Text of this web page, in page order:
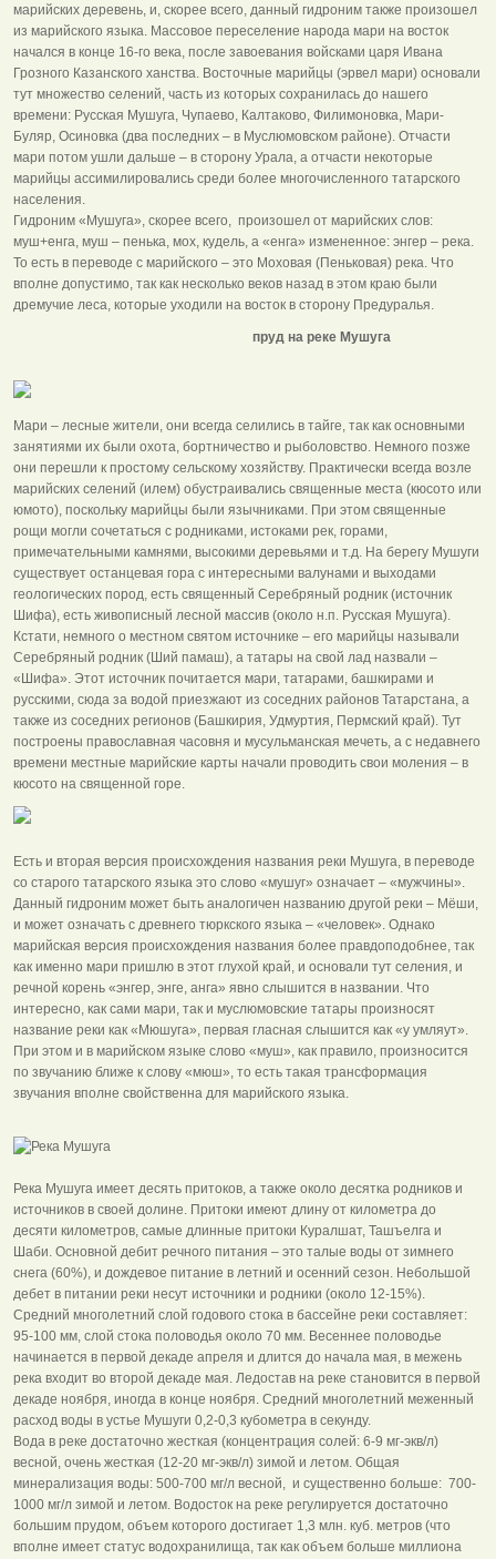
марийских деревень, и, скорее всего, данный гидроним также произошел
из марийского языка. Массовое переселение народа мари на восток
начался в конце 16-го века, после завоевания войсками царя Ивана
Грозного Казанского ханства. Восточные марийцы (эрвел мари) основали
тут множество селений, часть из которых сохранилась до нашего
времени: Русская Мушуга, Чупаево, Калтаково, Филимоновка, Мари-
Буляр, Осиновка (два последних – в Муслюмовском районе). Отчасти
мари потом ушли дальше – в сторону Урала, а отчасти некоторые
марийцы ассимилировались среди более многочисленного татарского
населения.
Гидроним «Мушуга», скорее всего, произошел от марийских слов:
муш+енга, муш – пенька, мох, кудель, а «енга» измененное: энгер – река.
То есть в переводе с марийского – это Моховая (Пеньковая) река. Что
вполне допустимо, так как несколько веков назад в этом краю были
дремучие леса, которые уходили на восток в сторону Предуралья.
пруд на реке Мушуга
Мари – лесные жители, они всегда селились в тайге, так как основными
занятиями их были охота, бортничество и рыболовство. Немного позже
они перешли к простому сельскому хозяйству. Практически всегда возле
марийских селений (илем) обустраивались священные места (кюсото или
юмото), поскольку марийцы были язычниками. При этом священные
рощи могли сочетаться с родниками, истоками рек, горами,
примечательными камнями, высокими деревьями и т.д. На берегу Мушуги
существует останцевая гора с интересными валунами и выходами
геологических пород, есть священный Серебряный родник (источник
Шифа), есть живописный лесной массив (около н.п. Русская Мушуга).
Кстати, немного о местном святом источнике – его марийцы называли
Серебряный родник (Ший памаш), а татары на свой лад назвали –
«Шифа». Этот источник почитается мари, татарами, башкирами и
русскими, сюда за водой приезжают из соседних районов Татарстана, а
также из соседних регионов (Башкирия, Удмуртия, Пермский край). Тут
построены православная часовня и мусульманская мечеть, а с недавнего
времени местные марийские карты начали проводить свои моления – в
кюсото на священной горе.
Есть и вторая версия происхождения названия реки Мушуга, в переводе
со старого татарского языка это слово «мушуг» означает – «мужчины».
Данный гидроним может быть аналогичен названию другой реки – Мёши,
и может означать с древнего тюркского языка – «человек». Однако
марийская версия происхождения названия более правдоподобнее, так
как именно мари пришлю в этот глухой край, и основали тут селения, и
речной корень «энгер, энге, анга» явно слышится в названии. Что
интересно, как сами мари, так и муслюмовские татары произносят
название реки как «Мюшуга», первая гласная слышится как «у умляут».
При этом и в марийском языке слово «муш», как правило, произносится
по звучанию ближе к слову «мюш», то есть такая трансформация
звучания вполне свойственна для марийского языка.
Река Мушуга имеет десять притоков, а также около десятка родников и
источников в своей долине. Притоки имеют длину от километра до
десяти километров, самые длинные притоки Куралшат, Ташъелга и
Шаби. Основной дебит речного питания – это талые воды от зимнего
снега (60%), и дождевое питание в летний и осенний сезон. Небольшой
дебет в питании реки несут источники и родники (около 12-15%).
Средний многолетний слой годового стока в бассейне реки составляет:
95-100 мм, слой стока половодья около 70 мм. Весеннее половодье
начинается в первой декаде апреля и длится до начала мая, в межень
река входит во второй декаде мая. Ледостав на реке становится в первой
декаде ноября, иногда в конце ноября. Средний многолетний меженный
расход воды в устье Мушуги 0,2-0,3 кубометра в секунду.
Вода в реке достаточно жесткая (концентрация солей: 6-9 мг-экв/л)
весной, очень жесткая (12-20 мг-экв/л) зимой и летом. Общая
минерализация воды: 500-700 мг/л весной, и существенно больше: 700-
1000 мг/л зимой и летом. Водосток на реке регулируется достаточно
большим прудом, объем которого достигает 1,3 млн. куб. метров (что
вполне имеет статус водохранилища, так как объем больше миллиона